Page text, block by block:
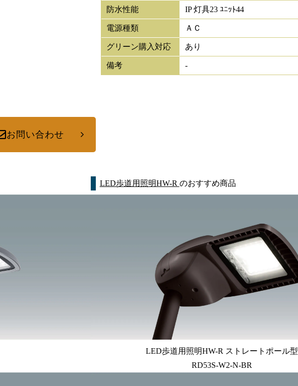
防水性能 IP 灯具23 ﾕﾆｯﾄ44
電源種類 ＡＣ
グリーン購入対応 あり
備考 -
お問い合わせ
LED歩道用照明HW-R のおすすめ商品
LED歩道用照明HW-R ストレートポール型
RD53S-W2-N-BR